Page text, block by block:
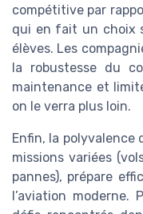
compétitive par
qui en fait un choix
élèves. Les
la robustesse du
maintenance et
on le verra plus loin.
Enfin, la polyvalence
missions variées
pannes), prépare
l’aviation moderne.